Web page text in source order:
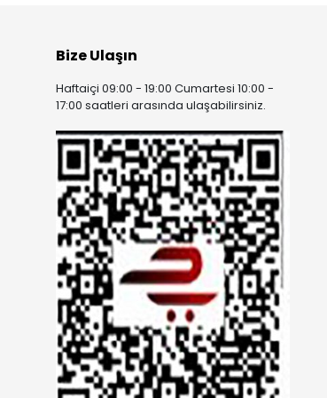
Bize Ulaşın
Haftaiçi 09:00 - 19:00 Cumartesi 10:00 -
17:00 saatleri arasında ulaşabilirsiniz.